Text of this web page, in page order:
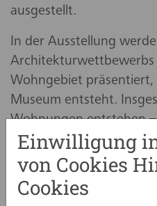
ausgestellt.
In der Ausstellung
Architekturwettbewerbs
Wohngebiet
Museum entsteht.
Wohnungen entstehen
finanzierten und
Ergänzt wird das
Kita, einen Park und
Einwilligung
von Cookies
Cookies